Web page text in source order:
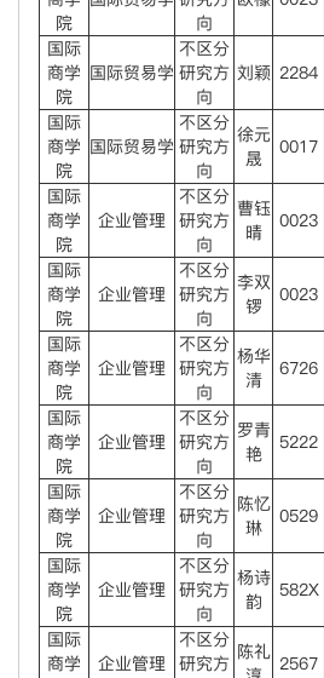
院
向
国际
商学
院
国际贸易学
不区分
研究方
向
刘颖 2284
国际
商学
院
国际贸易学
不区分
研究方
向
徐元
晟
0017
国际
商学
院
企业管理
不区分
研究方
向
曹钰
晴
0023
国际
商学
院
企业管理
不区分
研究方
向
李双
锣
0023
国际
商学
院
企业管理
不区分
研究方
向
杨华
清
6726
国际
商学
院
企业管理
不区分
研究方
向
罗青
艳
5222
国际
商学
院
企业管理
不区分
研究方
向
陈忆
琳
0529
国际
商学
院
企业管理
不区分
研究方
向
杨诗
韵
582X
国际
商学
企业管理
不区分
研究方 陈礼 2567